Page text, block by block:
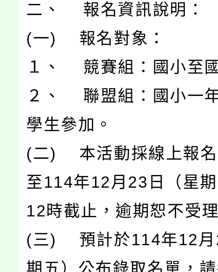
二、 報名資訊說明：
(一) 報名對象：
１、 競賽組：國小至
２、 聯盟組：國小一
學生參加。
(二) 本活動採線上報名
至114年12月23日（星
12時截止，逾期恕不受
(三) 預計於114年12月